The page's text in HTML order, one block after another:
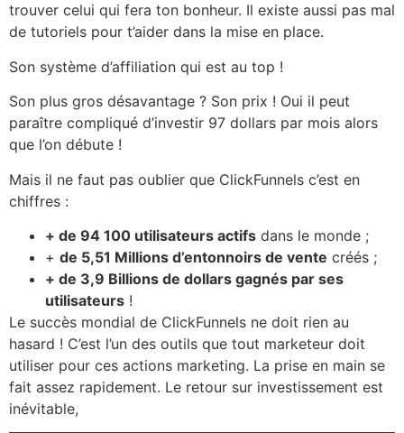
trouver celui qui fera ton bonheur. Il existe aussi pas mal
de tutoriels pour t’aider dans la mise en place.
Son système d’affiliation qui est au top !
Son plus gros désavantage ? Son prix ! Oui il peut
paraître compliqué d’investir 97 dollars par mois alors
que l’on débute !
Mais il ne faut pas oublier que ClickFunnels c’est en
chiffres :
+ de 94 100 utilisateurs actifs dans le monde ;
+ de 5,51 Millions d’entonnoirs de vente créés ;
+ de 3,9 Billions de dollars gagnés par ses
utilisateurs !
Le succès mondial de ClickFunnels ne doit rien au
hasard ! C’est l’un des outils que tout marketeur doit
utiliser pour ces actions marketing. La prise en main se
fait assez rapidement. Le retour sur investissement est
inévitable,